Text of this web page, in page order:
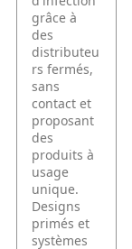
grâce à
des
distributeu
rs fermés,
sans
contact et
proposant
des
produits à
usage
unique.
Designs
primés et
systèmes